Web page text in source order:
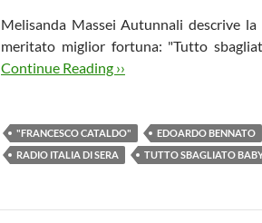
Melisanda Massei Autunnali descrive
meritato miglior fortuna: "Tutto
Continue Reading ››
"FRANCESCO CATALDO" EDOARDO BENNATO
RADIO ITALIA DI SERA
TUTTO SBAGLIATO